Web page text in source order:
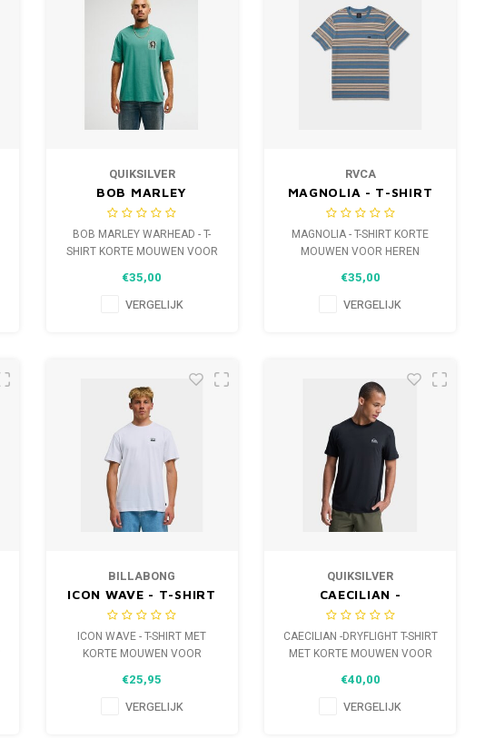
QUIKSILVER
BOB MARLEY
WARHEAD - T-SHIRT
KORTE MOUWEN
VOOR HEREN
BOB MARLEY WARHEAD - T-
SHIRT KORTE MOUWEN VOOR
€35,00
VERGELIJK
RVCA
MAGNOLIA - T-SHIRT
KORTE MOUWEN
VOOR HEREN
MAGNOLIA - T-SHIRT KORTE
MOUWEN VOOR HEREN
€35,00
VERGELIJK
BILLABONG
ICON WAVE - T-SHIRT
MET KORTE MOUWEN
VOOR HEREN
ICON WAVE - T-SHIRT MET
KORTE MOUWEN VOOR
€25,95
VERGELIJK
QUIKSILVER
CAECILIAN -
DRYFLIGHT T-SHIRT
MET KORTE MOUWEN
VOOR HEREN
CAECILIAN -DRYFLIGHT T-SHIRT
MET KORTE MOUWEN VOOR
€40,00
VERGELIJK